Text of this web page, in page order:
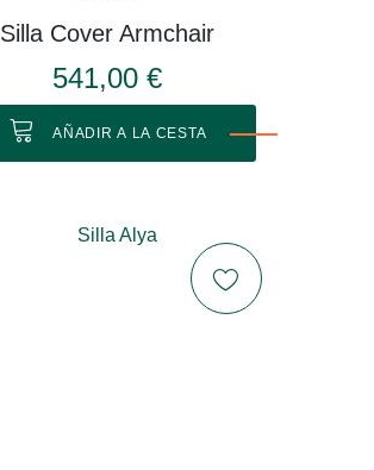
Silla Cover Armchair
541,00 €
AÑADIR A LA CESTA